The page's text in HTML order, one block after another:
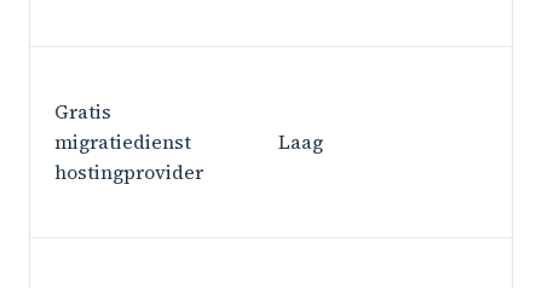
Gratis
migratiedienst
hostingprovider
Laag